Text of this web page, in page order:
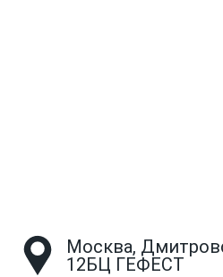
Москва,
12БЦ ГЕФЕСТ